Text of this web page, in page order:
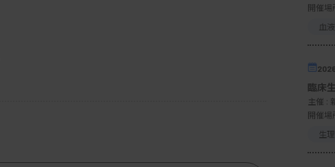
開催場
血液
2026.
臨床
主催 :
開催場
生理